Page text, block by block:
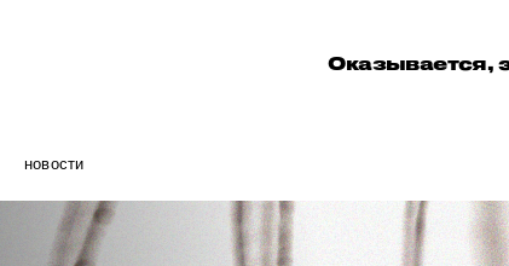
Оказывается,
новости